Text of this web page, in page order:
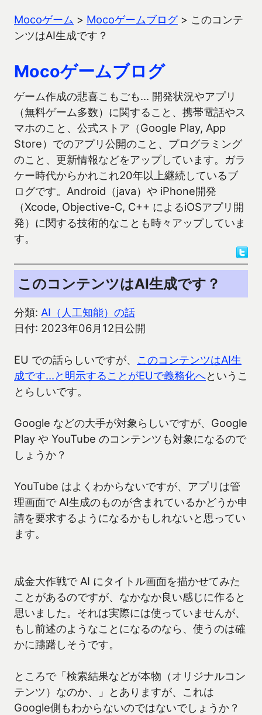
Mocoゲーム > Mocoゲームブログ> このコンテ
ンツはAI生成です？
Mocoゲームブログ
ゲーム作成の悲喜こもごも… 開発状況やアプリ
（無料ゲーム多数）に関すること、携帯電話やス
マホのこと、公式ストア（Google Play, App
Store）でのアプリ公開のこと、プログラミング
のこと、更新情報などをアップしています。ガラ
ケー時代からかれこれ20年以上継続しているブ
ログです。Android（java）や iPhone開発
（Xcode, Objective-C, C++ によるiOSアプリ開
発）に関する技術的なことも時々アップしていま
す。
このコンテンツはAI生成です？
分類: AI（人工知能）の話
日付: 2023年06月12日公開
EU での話らしいですが、 このコンテンツはAI生
成です…と明示することがEUで義務化へというこ
とらしいです。
Google などの大手が対象らしいですが、Google
Play や YouTube のコンテンツも対象になるので
しょうか？
YouTube はよくわからないですが、アプリは管
理画面で AI生成のものが含まれているかどうか申
請を要求するようになるかもしれないと思ってい
ます。
成金大作戦で AI にタイトル画面を描かせてみた
ことがあるのですが、なかなか良い感じに作ると
思いました。それは実際には使っていませんが、
もし前述のようなことになるのなら、使うのは確
かに躊躇しそうです。
ところで「検索結果などが本物（オリジナルコン
テンツ）なのか、」とありますが、これは
Google側もわからないのではないでしょうか？